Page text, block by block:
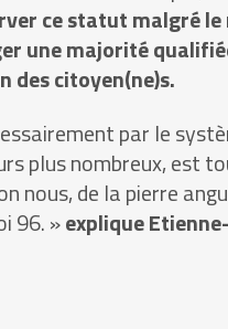
ce statut malgré
une majorité
des citoyen(ne)s.
par le
plus nombreux, est
nous, de la pierre
96. »explique